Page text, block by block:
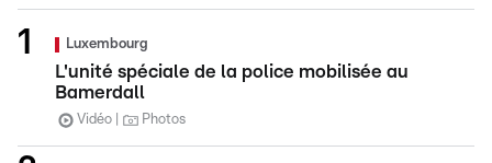
Luxembourg
L'unité spéciale de la police mobilisée au
Bamerdall
Vidéo Photos